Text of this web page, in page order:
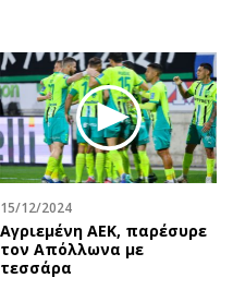
15/12/2024
Αγριεμένη ΑΕΚ, παρέσυρε
τον Απόλλωνα με
τεσσάρα